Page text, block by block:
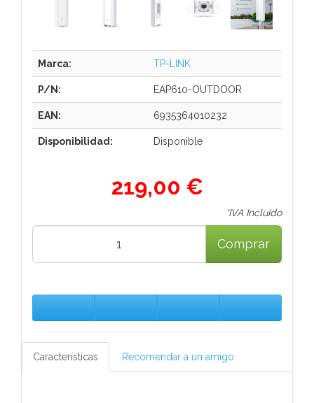
Marca: TP-LINK
P/N: EAP610-OUTDOOR
EAN: 6935364010232
Disponibilidad: Disponible
219,00 €
*IVA Incluido
Comprar
Características Recomendar a un amigo